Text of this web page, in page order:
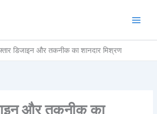
डिजाइन और तकनीक का शानदार मिश्रण
और तकनीक का